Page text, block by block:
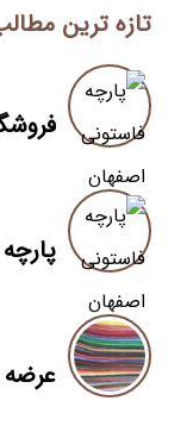
تازه ترین